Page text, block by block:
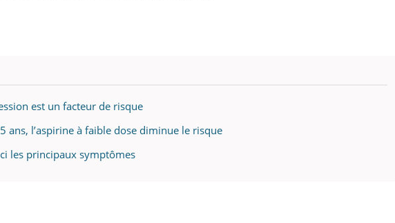
est un facteur de risque
ans, l’aspirine à faible dose diminue le risque
les principaux symptômes